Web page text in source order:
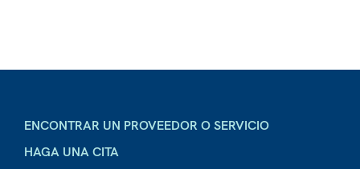
ENCONTRAR UN PROVEEDOR O SERVICIO
HAGA UNA CITA